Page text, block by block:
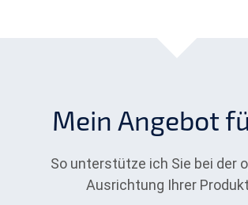
Mein Angebot
So unterstütze ich Sie bei der
Ausrichtung Ihrer